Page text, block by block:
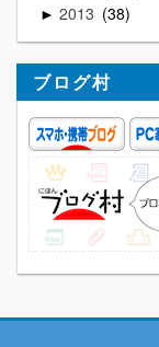
► 2013 38
ブログ村